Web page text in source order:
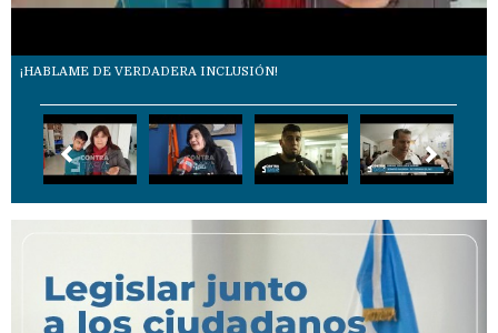
¡HABLAME DE VERDADERA INCLUSIÓN!